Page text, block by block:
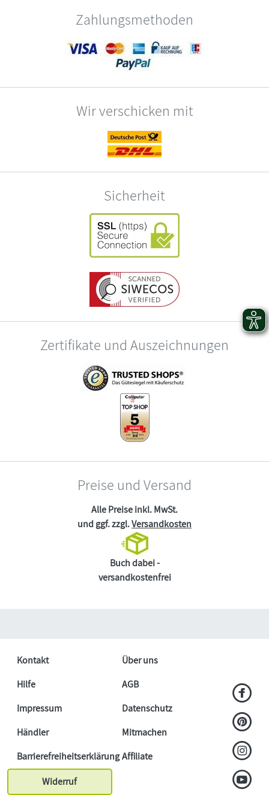
Zahlungsmethoden
Wir verschicken mit
Sicherheit
Zertifikate und Auszeichnungen
Preise und Versand
Alle Preise inkl. MwSt.
und ggf. zzgl.Versandkosten
Buch dabei -
versandkostenfrei
Kontakt
Über uns
Hilfe
AGB
Impressum
Datenschutz
Händler
Mitmachen
BarrierefreiheitserklärungAffiliate
Widerruf